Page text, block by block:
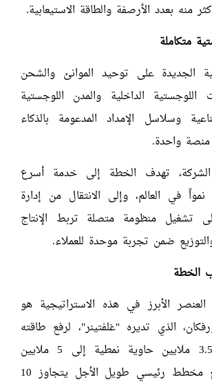
منه بعدد الأرصفة والطاقة الاستيعابية.
متكاملة
الجديدة على توحيد الموانئ والشحن
اللوجستية الداخلية والمدن اللوجستية
وسلاسل الإمداد المدعومة بالذكاء
واحدة.
تهدف الخطة إلى خدمة أسرع
نمواً في العالم، وإلى الانتقال من إدارة
تشغيل منظومة متصلة تربط الإنتاج
ضمن تجربة موحدة للعملاء.
الخطة
الأبرز في هذه الاستراتيجية هو
الذي تديره "غلفتينر"، لرفع طاقته
الاستيعابية من 3.5 ملايين حاوية نمطية إلى 5 ملايين
حاوية نمطية، مع مخطط رئيسي طويل الأجل يتجاوز 10